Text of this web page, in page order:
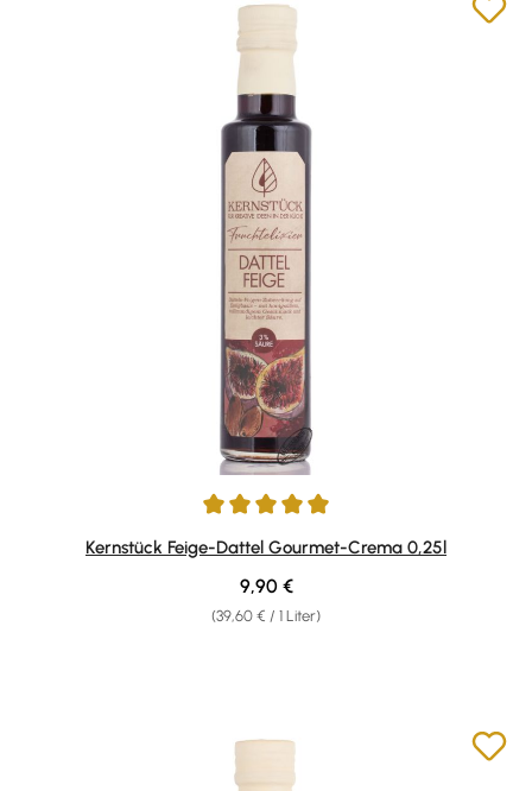
Durchschnittliche Bewertung von 5 von 5 Sternen
Kernstück Feige-Dattel Gourmet-Crema 0,25l
(39,60 € / 1 Liter)
Regulärer Preis:
9,90 €